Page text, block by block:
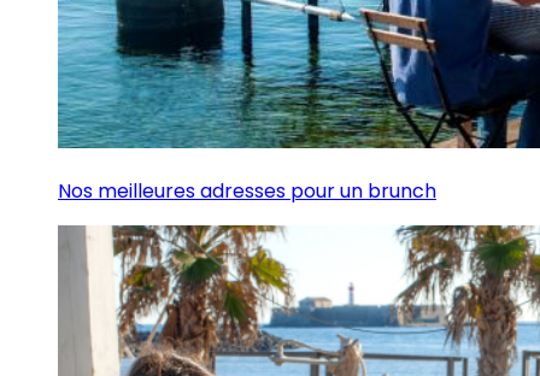
Nos meilleures adresses pour un brunch